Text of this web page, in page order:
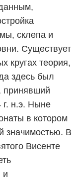
склепа и
Существует
кругах теория,
здесь был
принявший
г. н.э. Ныне
в котором
значимостью. В
Висенте
и